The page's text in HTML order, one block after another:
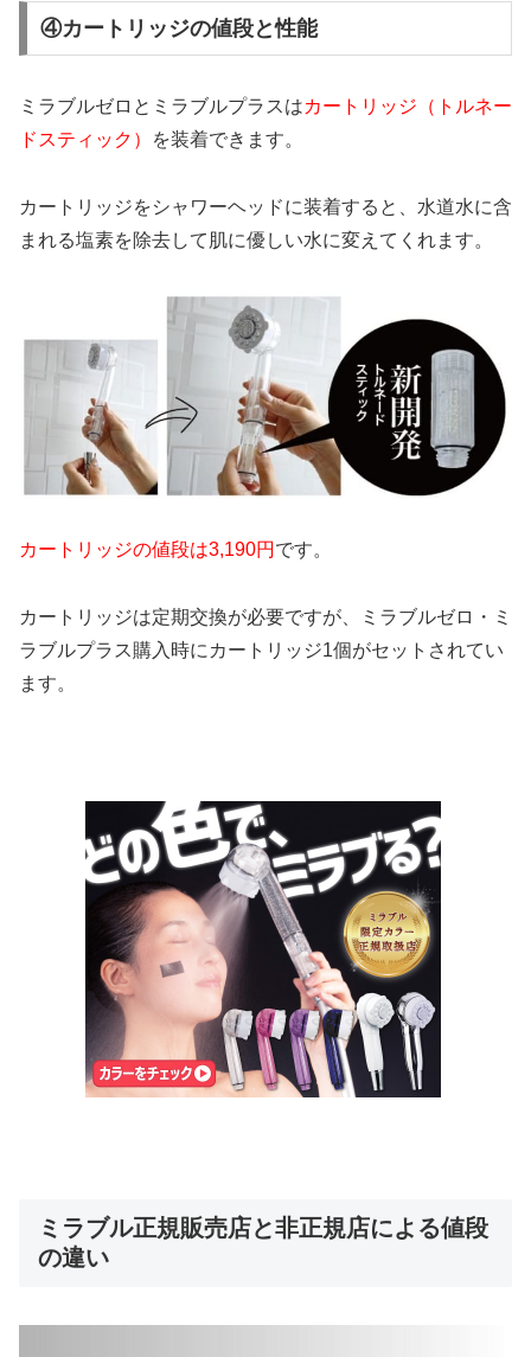
④カートリッジの値段と性能
ミラブルゼロとミラブルプラスはカートリッジ（トルネー
ドスティック）
を装着できます。
カートリッジをシャワーヘッドに装着すると、水道水に含
まれる塩素を除去して肌に優しい水に変えてくれます。
カートリッジの値段は3,190円 です。
カートリッジは定期交換が必要ですが、ミラブルゼロ・ミ
ラブルプラス購入時にカートリッジ1個がセットされてい
ます。
ミラブル正規販売店と非正規店による値段
の違い